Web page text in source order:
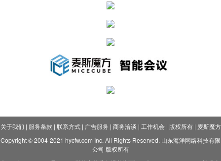
关于我们 | 服务条款 | 联系方式| 广告服务 | 商务洽谈 | 工作机会| 版权所有| 麦斯魔方
Copyright © 2004-2021 hycfw.com Inc. All Rights Reserved. 山东海洋网络科技有限
公司 版权所有